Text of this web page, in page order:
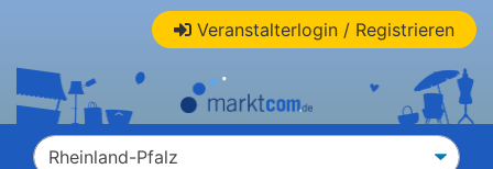
Veranstalterlogin / Registrieren